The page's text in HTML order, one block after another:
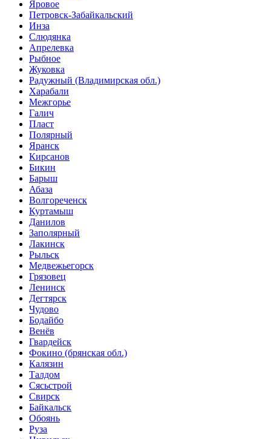
Яровое
Петровск-Забайкальский
Инза
Слюдянка
Апрелевка
Рыбное
Жуковка
Радужный (Владимирская обл.)
Харабали
Межгорье
Галич
Пласт
Полярный
Яранск
Кирсанов
Бикин
Барыш
Абаза
Волгореченск
Куртамыш
Данилов
Заполярный
Лакинск
Рыльск
Медвежьегорск
Грязовец
Ленинск
Дегтярск
Чудово
Бодайбо
Венёв
Гвардейск
Фокино (брянская обл.)
Калязин
Талдом
Сясьстрой
Свирск
Байкальск
Обоянь
Руза